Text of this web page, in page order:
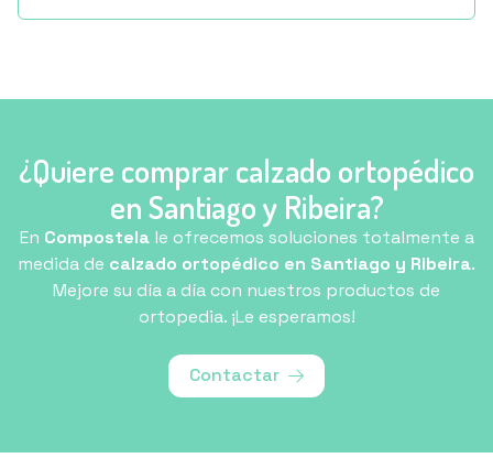
¿Quiere comprar calzado ortopédico
en Santiago y Ribeira?
En Compostelale ofrecemos soluciones totalmente a
medida de calzado ortopédico en Santiago y Ribeira.
Mejore su día a día con nuestros productos de
ortopedia. ¡Le esperamos!
Contactar